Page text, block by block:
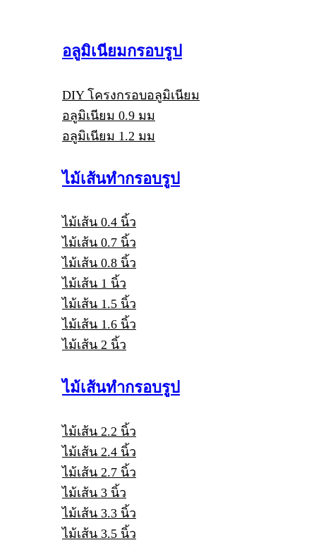
อลูมิเนียมกรอบรูป
DIY โครงกรอบอลูมิเนียม
อลูมิเนียม 0.9 มม
อลูมิเนียม 1.2 มม
ไม้เส้นทำกรอบรูป
ไม้เส้น 0.4 นิ้ว
ไม้เส้น 0.7 นิ้ว
ไม้เส้น 0.8 นิ้ว
ไม้เส้น 1 นิ้ว
ไม้เส้น 1.5 นิ้ว
ไม้เส้น 1.6 นิ้ว
ไม้เส้น 2 นิ้ว
ไม้เส้นทำกรอบรูป
ไม้เส้น 2.2 นิ้ว
ไม้เส้น 2.4 นิ้ว
ไม้เส้น 2.7 นิ้ว
ไม้เส้น 3 นิ้ว
ไม้เส้น 3.3 นิ้ว
ไม้เส้น 3.5 นิ้ว